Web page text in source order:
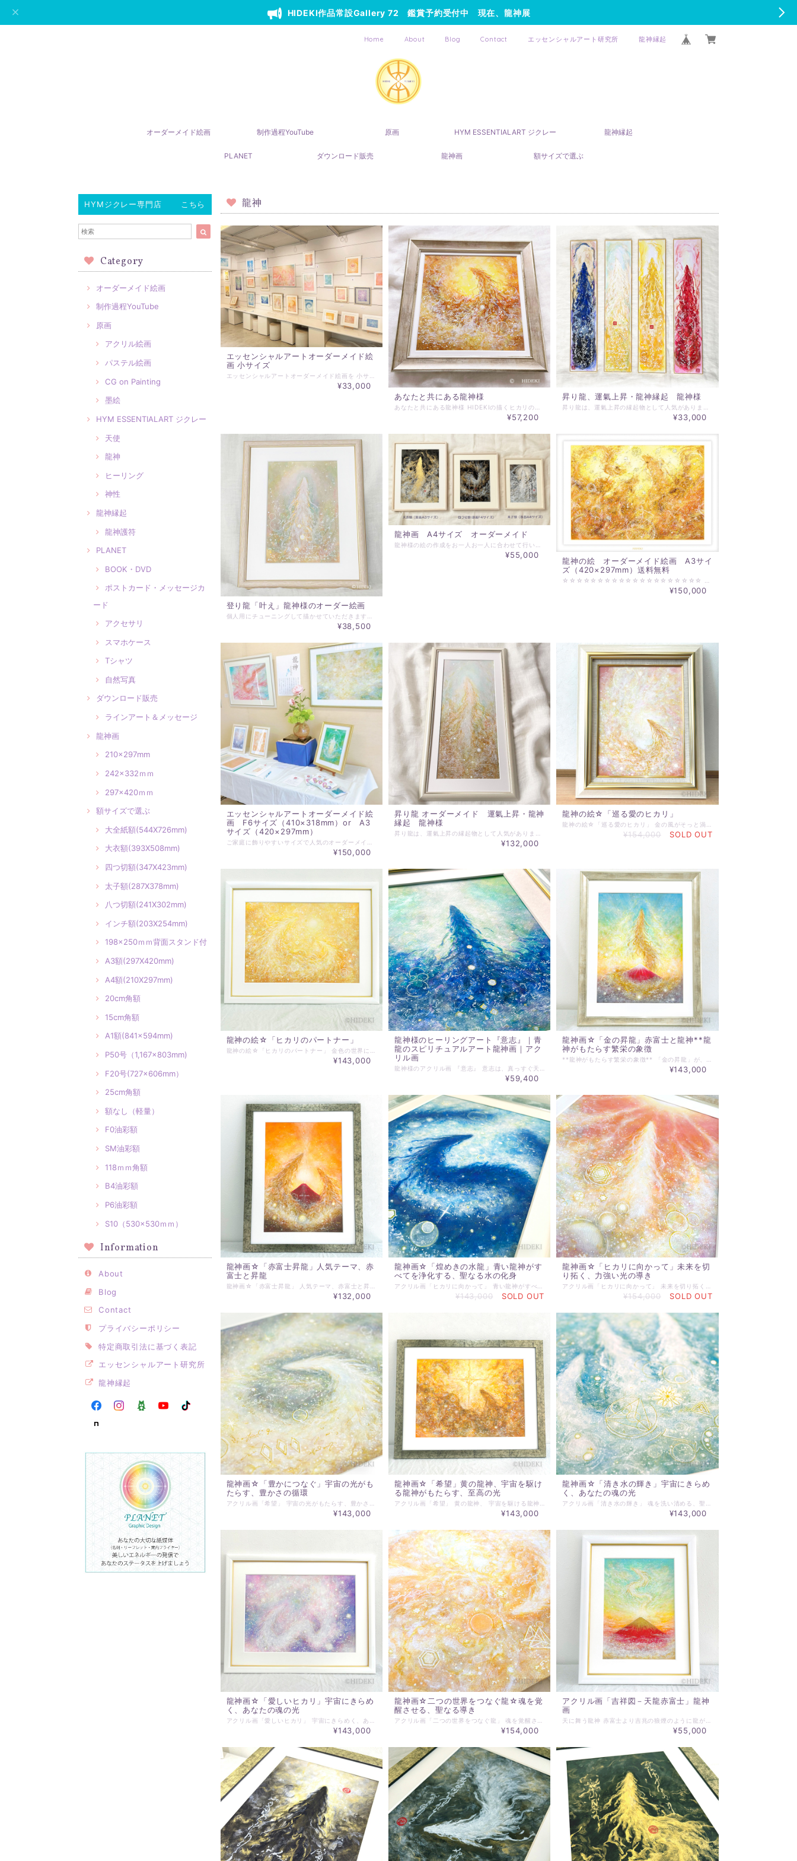
HIDEKI作品常設Gallery 72 鑑賞予約受付中 現在、龍神展
Home About Blog Contact エッセンシャルアート研究所 龍神縁起
オーダーメイド絵画 制作過程YouTube 原画 HYM ESSENTIALART ジクレー 龍神縁起
PLANET ダウンロード販売 龍神画 額サイズで選ぶ
HYMジクレー専門店 こちら
Category
オーダーメイド絵画
制作過程YouTube
原画
アクリル絵画
パステル絵画
CG on Painting
墨絵
HYM ESSENTIALART ジクレー
天使
龍神
ヒーリング
神性
龍神縁起
龍神護符
PLANET
BOOK・DVD
ポストカード・メッセージカ
ード
アクセサリ
スマホケース
Tシャツ
自然写真
ダウンロード販売
ラインアート＆メッセージ
龍神画
210×297mm
242×332ｍｍ
297×420ｍｍ
額サイズで選ぶ
大全紙額(544X726mm)
大衣額(393X508mm)
四つ切額(347X423mm)
太子額(287X378mm)
八つ切額(241X302mm)
インチ額(203X254mm)
198×250ｍｍ背面スタンド付
A3額(297X420mm)
A4額(210X297mm)
20cm角額
15cm角額
A1額(841×594mm)
P50号（1,167×803mm)
F20号(727×606mm）
25cm角額
額なし（軽量）
F0油彩額
SM油彩額
118ｍｍ角額
B4油彩額
P6油彩額
S10（530×530ｍｍ）
Information
About
Blog
Contact
プライバシーポリシー
特定商取引法に基づく表記
エッセンシャルアート研究所
龍神縁起
龍神
エッセンシャルアートオーダーメイド絵
画 小サイズ
¥33,000
あなたと共にある龍神様
¥57,200
昇り龍、運氣上昇・龍神縁起 龍神様
¥33,000
登り龍「叶え」龍神様のオーダー絵画
¥38,500
龍神画 A4サイズ オーダーメイド
¥55,000
龍神の絵 オーダーメイド絵画 A3サイ
ズ（420×297mm）送料無料
¥150,000
エッセンシャルアートオーダーメイド絵
画 F6サイズ（410×318mm）or A3
サイズ（420×297mm）
¥150,000
昇り龍 オーダーメイド 運氣上昇・龍神
縁起 龍神様
¥132,000
龍神の絵☆「巡る愛のヒカリ」
¥154,000 SOLD OUT
龍神の絵☆「ヒカリのパートナー」
¥143,000
龍神様のヒーリングアート『意志』｜青
龍のスピリチュアルアート龍神画｜アク
リル画
¥59,400
龍神画☆「金の昇龍」赤富士と龍神**龍
神がもたらす繁栄の象徴
¥143,000
龍神画☆「赤富士昇龍」人気テーマ、赤
富士と昇龍
¥132,000
龍神画☆「煌めきの水龍」青い龍神がす
べてを浄化する、聖なる水の化身
¥143,000 SOLD OUT
龍神画☆「ヒカリに向かって」未来を切
り拓く、力強い光の導き
¥154,000 SOLD OUT
龍神画☆「豊かにつなぐ」宇宙の光がも
たらす、豊かさの循環
¥143,000
龍神画☆「希望」黄の龍神、宇宙を駆け
る龍神がもたらす、至高の光
¥143,000
龍神画☆「清き水の輝き」宇宙にきらめ
く、あなたの魂の光
¥143,000
龍神画☆「愛しいヒカリ」宇宙にきらめ
く、あなたの魂の光
¥143,000
龍神画☆二つの世界をつなぐ龍☆魂を覚
醒させる、聖なる導き
¥154,000
アクリル画「吉祥図－天龍赤富士」龍神
画
¥55,000